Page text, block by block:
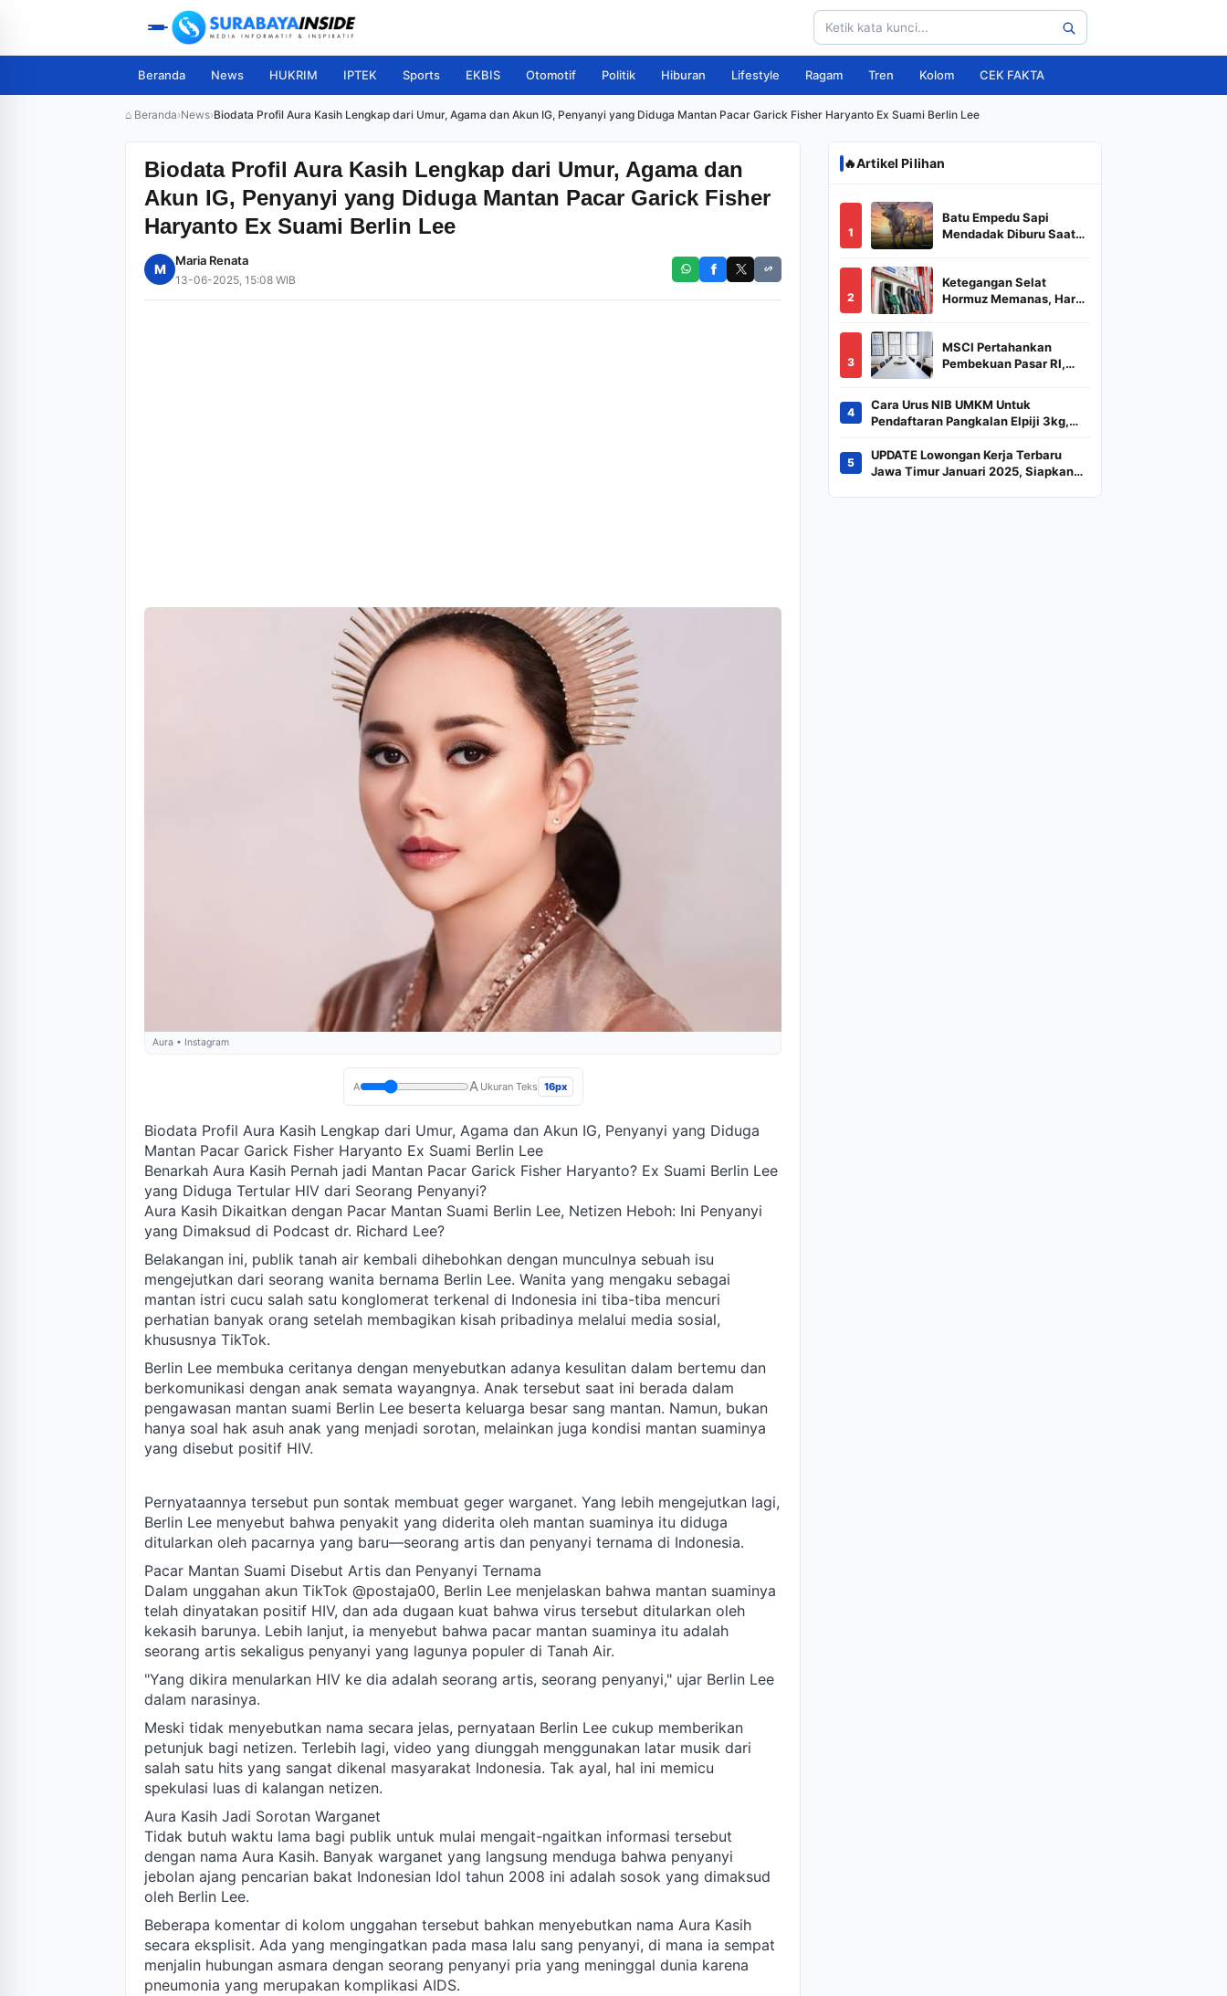
Beranda News HUKRIM IPTEK Sports EKBIS Otomotif Politik Hiburan Lifestyle Ragam Tren Kolom CEK FAKTA
⌂ Beranda›News›Biodata Profil Aura Kasih Lengkap dari Umur, Agama dan Akun IG, Penyanyi yang Diduga Mantan Pacar Garick Fisher Haryanto Ex Suami Berlin Lee
Biodata Profil Aura Kasih Lengkap dari Umur, Agama dan
Akun IG, Penyanyi yang Diduga Mantan Pacar Garick Fisher
Haryanto Ex Suami Berlin Lee
M
Maria Renata
13-06-2025, 15:08 WIB
Aura • Instagram
A A Ukuran Teks 16px
Biodata Profil Aura Kasih Lengkap dari Umur, Agama dan Akun IG, Penyanyi yang Diduga
Mantan Pacar Garick Fisher Haryanto Ex Suami Berlin Lee
Benarkah Aura Kasih Pernah jadi Mantan Pacar Garick Fisher Haryanto? Ex Suami Berlin Lee
yang Diduga Tertular HIV dari Seorang Penyanyi?
Aura Kasih Dikaitkan dengan Pacar Mantan Suami Berlin Lee, Netizen Heboh: Ini Penyanyi
yang Dimaksud di Podcast dr. Richard Lee?
Belakangan ini, publik tanah air kembali dihebohkan dengan munculnya sebuah isu
mengejutkan dari seorang wanita bernama Berlin Lee. Wanita yang mengaku sebagai
mantan istri cucu salah satu konglomerat terkenal di Indonesia ini tiba-tiba mencuri
perhatian banyak orang setelah membagikan kisah pribadinya melalui media sosial,
khususnya TikTok.
Berlin Lee membuka ceritanya dengan menyebutkan adanya kesulitan dalam bertemu dan
berkomunikasi dengan anak semata wayangnya. Anak tersebut saat ini berada dalam
pengawasan mantan suami Berlin Lee beserta keluarga besar sang mantan. Namun, bukan
hanya soal hak asuh anak yang menjadi sorotan, melainkan juga kondisi mantan suaminya
yang disebut positif HIV.
Pernyataannya tersebut pun sontak membuat geger warganet. Yang lebih mengejutkan lagi,
Berlin Lee menyebut bahwa penyakit yang diderita oleh mantan suaminya itu diduga
ditularkan oleh pacarnya yang baru—seorang artis dan penyanyi ternama di Indonesia.
Pacar Mantan Suami Disebut Artis dan Penyanyi Ternama
Dalam unggahan akun TikTok @postaja00, Berlin Lee menjelaskan bahwa mantan suaminya
telah dinyatakan positif HIV, dan ada dugaan kuat bahwa virus tersebut ditularkan oleh
kekasih barunya. Lebih lanjut, ia menyebut bahwa pacar mantan suaminya itu adalah
seorang artis sekaligus penyanyi yang lagunya populer di Tanah Air.
"Yang dikira menularkan HIV ke dia adalah seorang artis, seorang penyanyi," ujar Berlin Lee
dalam narasinya.
Meski tidak menyebutkan nama secara jelas, pernyataan Berlin Lee cukup memberikan
petunjuk bagi netizen. Terlebih lagi, video yang diunggah menggunakan latar musik dari
salah satu hits yang sangat dikenal masyarakat Indonesia. Tak ayal, hal ini memicu
spekulasi luas di kalangan netizen.
Aura Kasih Jadi Sorotan Warganet
Tidak butuh waktu lama bagi publik untuk mulai mengait-ngaitkan informasi tersebut
dengan nama Aura Kasih. Banyak warganet yang langsung menduga bahwa penyanyi
jebolan ajang pencarian bakat Indonesian Idol tahun 2008 ini adalah sosok yang dimaksud
oleh Berlin Lee.
Beberapa komentar di kolom unggahan tersebut bahkan menyebutkan nama Aura Kasih
secara eksplisit. Ada yang mengingatkan pada masa lalu sang penyanyi, di mana ia sempat
menjalin hubungan asmara dengan seorang penyanyi pria yang meninggal dunia karena
pneumonia yang merupakan komplikasi AIDS.
🔥Artikel Pilihan
1
Batu Empedu Sapi
Mendadak Diburu Saat
Puluhan Juta
2
Ketegangan Selat
Hormuz Memanas, Harga
3
MSCI Pertahankan
Pembekuan Pasar RI,
Indeks
4
Cara Urus NIB UMKM Untuk
Pendaftaran Pangkalan Elpiji 3kg,
Kilogram
5
UPDATE Lowongan Kerja Terbaru
Jawa Timur Januari 2025, Siapkan